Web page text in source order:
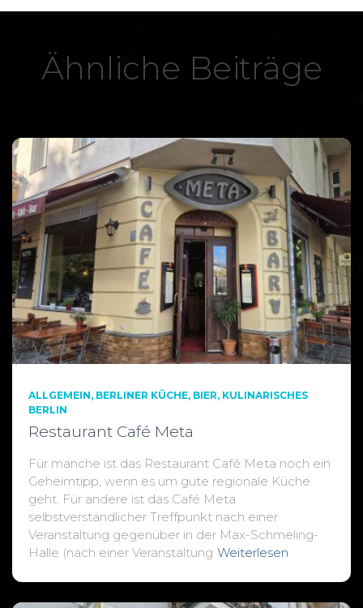
Ähnliche Beiträge
ALLGEMEIN BERLINER KÜCHE BIER KULINARISCHES
BERLIN
Restaurant Café Meta
Für manche ist das Restaurant Café Meta noch ein
Geheimtipp, wenn es um gute regionale Küche
geht. Für andere ist das Café Meta
selbstverständlicher Treffpunkt nach einer
Veranstaltung gegenüber in der Max-Schmeling-
Halle (nach einer Veranstaltung Weiterlesen